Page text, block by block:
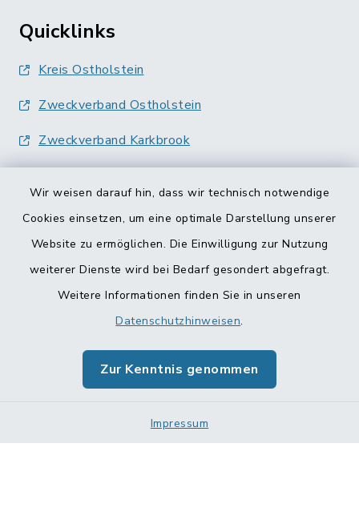
Wir weisen darauf hin, dass wir technisch notwendige
Cookies einsetzen, um eine optimale Darstellung unserer
Website zu ermöglichen. Die Einwilligung zur Nutzung
weiterer Dienste wird bei Bedarf gesondert abgefragt.
Weitere Informationen finden Sie in unseren
Datenschutzhinweisen.
Zur Kenntnis genommen
Impressum
Quicklinks
Kreis Ostholstein
Zweckverband Ostholstein
Zweckverband Karkbrook
Barrierefreiheit
Impressum
Sitemap